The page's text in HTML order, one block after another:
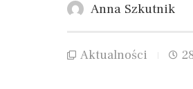
Anna Szkutnik
Aktualności